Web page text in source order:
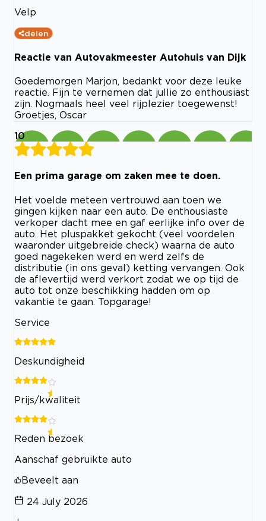
Velp
delen
Reactie van Autovakmeester Autohuis van Dijk
Goedemorgen Marjon, bedankt voor deze leuke
reactie. Fijn te vernemen dat jullie zo enthousiast
zijn. Nogmaals heel veel rijplezier toegewenst!
Groetjes, Oscar
10
Een prima garage om zaken mee te doen.
Het voelde meteen vertrouwd aan toen we
gingen kijken naar een auto. De enthousiaste
verkoper dacht mee en gaf eerlijke info over de
auto. Het pluspakket gekocht (veel voordelen
waaronder uitgebreide check) waarna de auto
goed nagekeken werd en werd zelfs de
distributie (in ons geval) ketting vervangen. Ook
de aflevertijd werd verkort zodat we op tijd de
auto tot onze beschikking hadden om op
vakantie te gaan. Topgarage!
Service
Deskundigheid
Prijs/kwaliteit
Reden bezoek
Aanschaf gebruikte auto
Beveelt aan
24 July 2026